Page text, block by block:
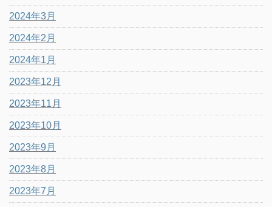
2024年3月
2024年2月
2024年1月
2023年12月
2023年11月
2023年10月
2023年9月
2023年8月
2023年7月